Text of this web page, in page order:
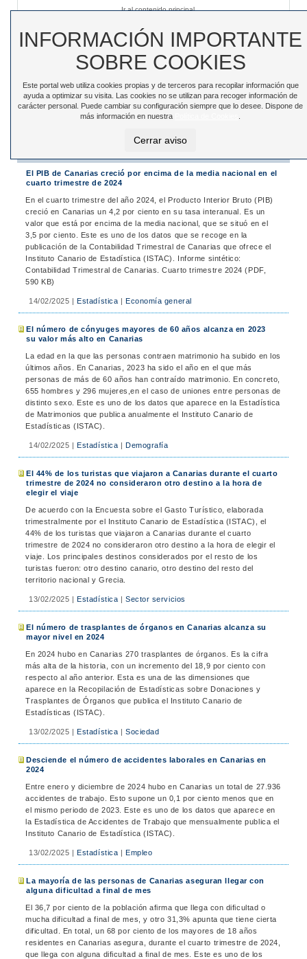
Ir al contenido principal
Toggle
navigation
El PIB de Canarias creció por encima de la media nacional en el
cuarto trimestre de 2024
En el cuarto trimestre del año 2024, el Producto Interior Bruto (PIB)
creció en Canarias un 4,2 por ciento en su tasa interanual. Es un
valor que está por encima de la media nacional, que se situó en el
3,5 por ciento. Este es uno de los datos que se recoge en la
publicación de la Contabilidad Trimestral de Canarias que ofrece el
Instituto Canario de Estadística (ISTAC). Informe sintético:
Contabilidad Trimestral de Canarias. Cuarto trimestre 2024 (PDF,
590 KB)
14/02/2025 |Estadística | Economía general
El número de cónyuges mayores de 60 años alcanza en 2023
su valor más alto en Canarias
La edad en la que las personas contraen matrimonio ha subido en los
últimos años. En Canarias, 2023 ha sido el año en el que más
personas de más de 60 años han contraído matrimonio. En concreto,
655 hombres y 296 mujeres,en el caso de uniones entre personas de
distinto sexo. Este es uno de los datos que aparece en la Estadística
de Matrimonios que publica anualmente el Instituto Canario de
Estadísticas (ISTAC).
14/02/2025 |Estadística | Demografía
El 44% de los turistas que viajaron a Canarias durante el cuarto
trimestre de 2024 no consideraron otro destino a la hora de
elegir el viaje
De acuerdo con la Encuesta sobre el Gasto Turístico, elaborada
trimestralmente por el Instituto Canario de Estadística (ISTAC), el
44% de los turistas que viajaron a Canarias durante el cuarto
trimestre de 2024 no consideraron otro destino a la hora de elegir el
viaje. Los principales destinos considerados por el resto de los
turistas fueron: otro destino canario, otro destino del resto del
territorio nacional y Grecia.
13/02/2025 |Estadística | Sector servicios
El número de trasplantes de órganos en Canarias alcanza su
mayor nivel en 2024
En 2024 hubo en Canarias 270 trasplantes de órganos. Es la cifra
más alta de la historia, con un incremento del 18,9 por ciento con
respecto al año anterior. Esta es una de las dimensiones que
aparece en la Recopilación de Estadísticas sobre Donaciones y
Trasplantes de Órganos que publica el Instituto Canario de
Estadísticas (ISTAC).
13/02/2025 |Estadística | Sociedad
Desciende el número de accidentes laborales en Canarias en
2024
Entre enero y diciembre de 2024 hubo en Canarias un total de 27.936
accidentes de trabajo. Esto supone un 0,1 por ciento menos que en
el mismo periodo de 2023. Este es uno de los datos que aparece en
la Estadística de Accidentes de Trabajo que mensualmente publica el
Instituto Canario de Estadística (ISTAC).
13/02/2025 |Estadística | Empleo
La mayoría de las personas de Canarias aseguran llegar con
alguna dificultad a final de mes
El 36,7 por ciento de la población afirma que llega con dificultad o
mucha dificultad a final de mes, y otro 31,3% apunta que tiene cierta
dificultad. En total, un 68 por ciento de los mayores de 18 años
residentes en Canarias asegura, durante el cuarto trimestre de 2024,
que llega con alguna dificultad a final de mes. Este es uno de los
INFORMACIÓN IMPORTANTE
SOBRE COOKIES
Este portal web utiliza cookies propias y de terceros para recopilar información que
ayuda a optimizar su visita. Las cookies no se utilizan para recoger información de
carácter personal. Puede cambiar su configuración siempre que lo desee. Dispone de
más información en nuestra
Cerrar aviso